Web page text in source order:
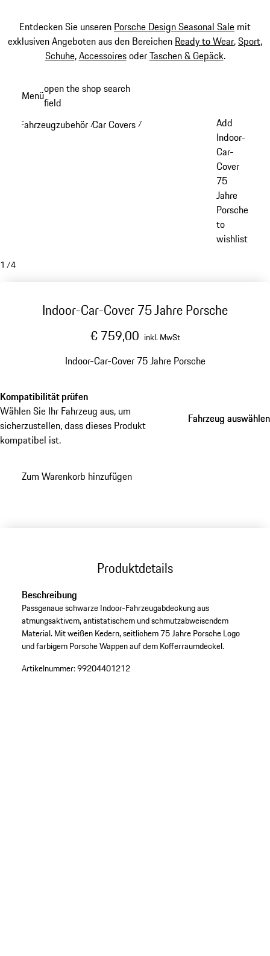
Entdecken Sie unseren Porsche Design Seasonal Sale mit
exklusiven Angeboten aus den Bereichen Ready to Wear,Sport,
Schuhe,AccessoiresoderTaschen & Gepäck.
Hauptinhalt
Menüopen the shop search
field
Fahrzeugzubehör /Car Covers /
Add
Indoor-
Car-
Cover
75
Jahre
Porsche
to
wishlist
1 /4
Indoor-Car-Cover 75 Jahre Porsche
€ 759,00 inkl. MwSt
Indoor-Car-Cover 75 Jahre Porsche
Kompatibilität prüfen
Wählen Sie Ihr Fahrzeug aus, um
sicherzustellen, dass dieses Produkt
kompatibel ist.
Fahrzeug auswählen
Fahrzeug auswählen
Zum Warenkorb hinzufügen
Produktdetails
Beschreibung
Passgenaue schwarze Indoor-Fahrzeugabdeckung aus
atmungsaktivem, antistatischem und schmutzabweisendem
Material. Mit weißen Kedern, seitlichem 75 Jahre Porsche Logo
und farbigem Porsche Wappen auf dem Kofferraumdeckel.
Artikelnummer:99204401212